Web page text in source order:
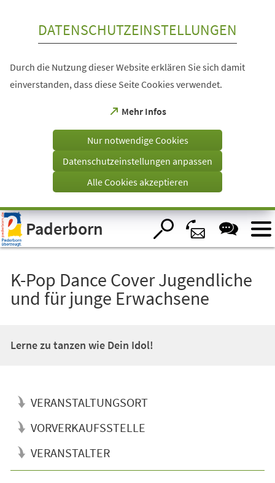
Visuelle
Assistenzsoftware
öffnen.
DATENSCHUTZEINSTELLUNGEN
Durch die Nutzung dieser Website erklären Sie sich damit
einverstanden, dass diese Seite Cookies verwendet.
Mehr Infos
(Öffnet
einem
Tab)
Nur notwendige Cookies
Datenschutzeinstellungen anpassen
Alle Cookies akzeptieren
Paderborn
K-Pop Dance Cover Jugendliche
und für junge Erwachsene
Lerne zu tanzen wie Dein Idol!
VERANSTALTUNGSORT
VORVERKAUFSSTELLE
VERANSTALTER